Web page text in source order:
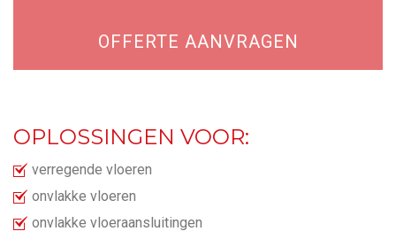
OFFERTE AANVRAGEN
OPLOSSINGEN VOOR:
verregende vloeren
onvlakke vloeren
onvlakke vloeraansluitingen